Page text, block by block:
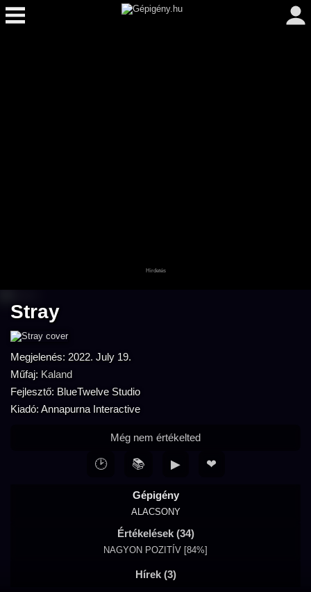
Stray
Megjelenés: 2022. July 19.
Műfaj: Kaland
Fejlesztő: BlueTwelve Studio
Kiadó: Annapurna Interactive
Gépigény
ALACSONY
Értékelések (34)
NAGYON POZITÍV [84%]
Hírek (3)
Még nem értékelted
🕑 📚 ▶ ❤